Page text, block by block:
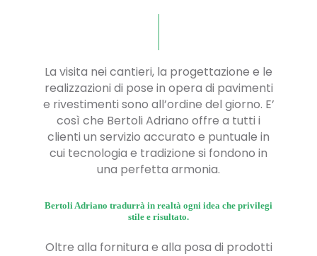
La visita nei cantieri, la progettazione e le
realizzazioni di pose in opera di pavimenti
e rivestimenti sono all’ordine del giorno. E’
così che Bertoli Adriano offre a tutti i
clienti un servizio accurato e puntuale in
cui tecnologia e tradizione si fondono in
una perfetta armonia.
Bertoli Adriano tradurrà in realtà ogni idea che privilegi
stile e risultato.
Oltre alla fornitura e alla posa di prodotti